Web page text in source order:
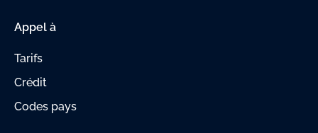
Appel à
Tarifs
Crédit
Codes pays